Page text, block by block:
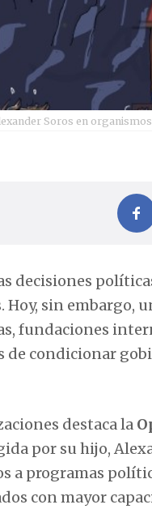
Soros en
decisiones
Hoy, sin embargo,
fundaciones
de condicionar
destaca la
por su hijo,
a programas
con mayor